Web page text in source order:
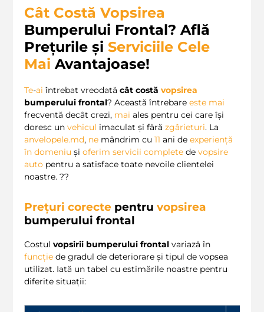
Cât Costă Vopsirea
Bumperului Frontal? Află
Prețurile și Serviciile Cele
Mai Avantajoase!
Te-ai întrebat vreodată cât costă vopsirea
bumperului frontal? Această întrebare este mai
frecventă decât crezi, mai ales pentru cei care își
doresc un vehicul imaculat și fără zgârieturi. La
anvelopele.md, ne mândrim cu 11 ani de experiență
în domeniu și oferim servicii complete de vopsire
auto pentru a satisface toate nevoile clientelei
noastre. ?‍?
Prețuri corecte pentru vopsirea
bumperului frontal
Costul vopsirii bumperului frontal variază în
funcție de gradul de deteriorare și tipul de vopsea
utilizat. Iată un tabel cu estimările noastre pentru
diferite situații: